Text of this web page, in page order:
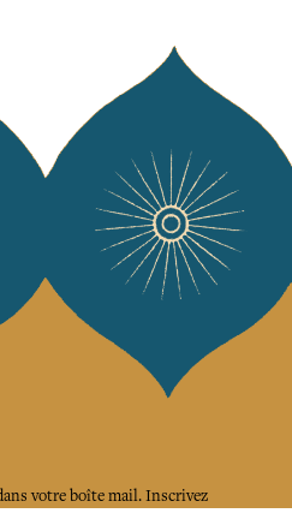
votre boîte mail. Inscrivez